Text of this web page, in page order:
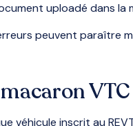
uploadé dans la
peuvent paraître
véhicule inscrit au